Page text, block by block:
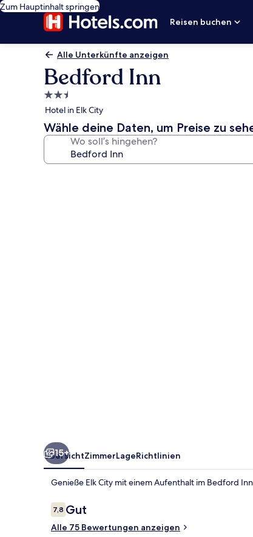
Zum Hauptinhalt springen
Reisen buchen
Alle Unterkünfte anzeigen
Bedford Inn
2.5-
Sterne-
Unterkunft
Hotel in Elk City
Wähle deine Daten, um Preise zu
Wo soll’s hingehen?
15+
ÜbersichtZimmerLageRichtlinien
Genieße Elk City mit einem Aufenthalt im Bedford
Bewertungen
7,87,8 von 10.
Gut
Alle 75 Bewertungen anzeigen